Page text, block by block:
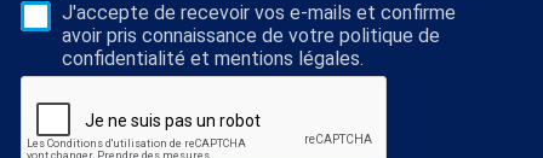
J'accepte de recevoir vos e-mails et confirme
avoir pris connaissance de votre politique de
confidentialité et mentions légales.